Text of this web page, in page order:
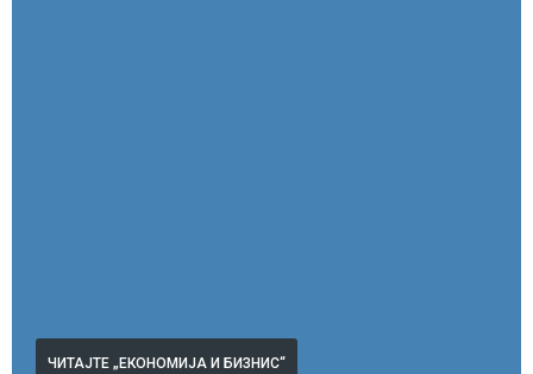
ЧИТАЈТЕ „ЕКОНОМИЈА И БИЗНИС“